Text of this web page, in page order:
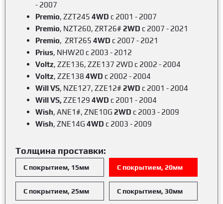
- 2007
Premio, ZZT245 4WD c 2001 - 2007
Premio, NZT260, ZRT26# 2WD c 2007 - 2021
Premio, ZRT265 4WD c 2007 - 2021
Prius, NHW20 c 2003 - 2012
Voltz, ZZE136, ZZE137 2WD c 2002 - 2004
Voltz, ZZE138 4WD c 2002 - 2004
Will VS, NZE127, ZZE12# 2WD c 2001 - 2004
Will VS, ZZE129 4WD c 2001 - 2004
Wish, ANE1#, ZNE10G 2WD c 2003 - 2009
Wish, ZNE14G 4WD c 2003 - 2009
Толщина проставки:
С покрытием, 15мм С покрытием, 20мм
С покрытием, 25мм С покрытием, 30мм